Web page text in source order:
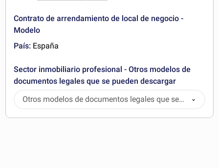
Contrato de arrendamiento de local de negocio -
Modelo
País: España
Sector inmobiliario profesional - Otros modelos de
documentos legales que se pueden descargar
Otros modelos de documentos legales que se
pueden descargar